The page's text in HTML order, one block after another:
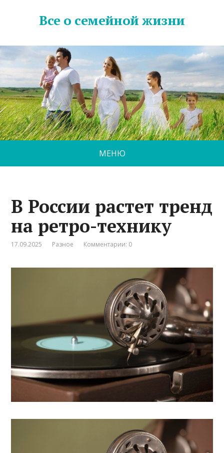
Все о семейной жизни
МЕНЮ
В России растет тренд
на ретро-технику
17.09.2025 Разное Комментарии: 0